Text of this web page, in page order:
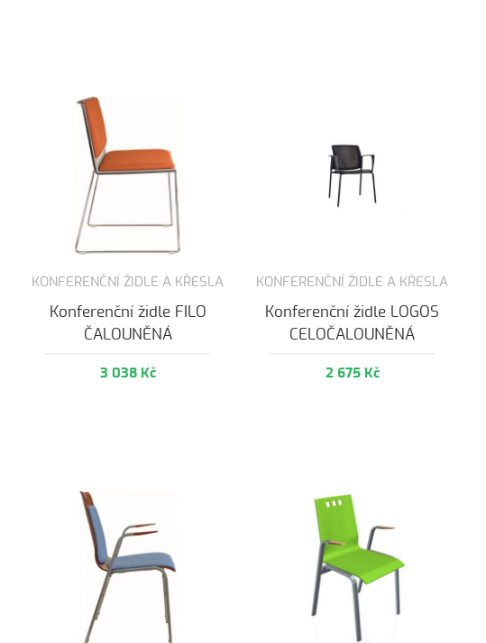
KONFERENČNÍ ŽIDLE A KŘESLA
Konferenční židle FILO
ČALOUNĚNÁ
3 038 Kč
KONFERENČNÍ ŽIDLE A KŘESLA
Konferenční židle LOGOS
CELOČALOUNĚNÁ
2 675 Kč